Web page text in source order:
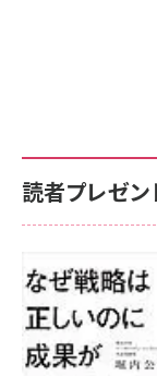
読者プレゼン
成果
があ
マー
8月7日